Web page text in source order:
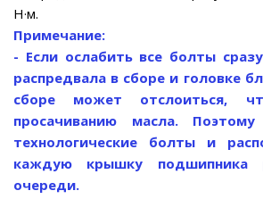
Н·м.
Примечание:
- Если ослабить все болты
распредвала в сборе и головке
сборе может отслоиться,
просачиванию масла. Поэтому
технологические болты и
каждую крышку подшипника
очереди.